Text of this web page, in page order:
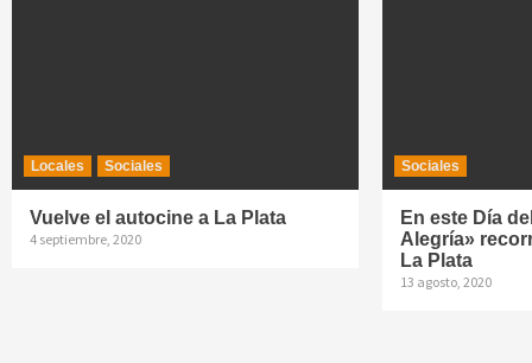
Locales Sociales
Vuelve el autocine a La Plata
4 septiembre, 2020
Sociales
En este Día
Alegría»
La Plata
13 agosto, 2020